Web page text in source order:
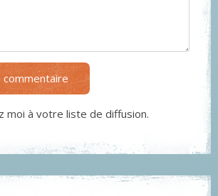
commentaire
moi à votre liste de diffusion.